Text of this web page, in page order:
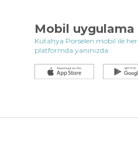
Mobil uygulama
Kütahya Porselen mobil ile her
platformda yanınızda